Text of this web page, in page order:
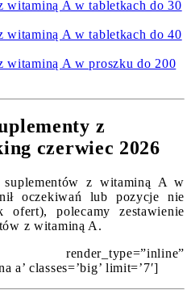
witaminą A w tabletkach do 30
witaminą A w tabletkach do 40
witaminą A w proszku do 200
z
czerwiec 2026
suplementów z witaminą A w
oczekiwań lub pozycje nie
polecamy zestawienie
z witaminą A.
a’ classes=’big’ limit=’7′]